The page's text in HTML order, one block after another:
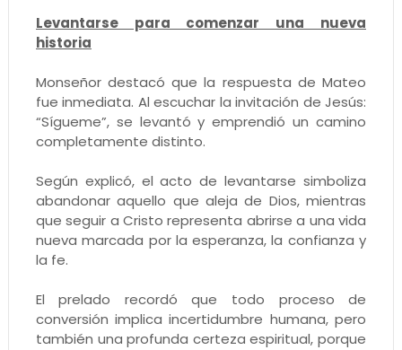
Levantarse para comenzar una nueva
historia
Monseñor destacó que la respuesta de Mateo
fue inmediata. Al escuchar la invitación de Jesús:
“Sígueme”, se levantó y emprendió un camino
completamente distinto.
Según explicó, el acto de levantarse simboliza
abandonar aquello que aleja de Dios, mientras
que seguir a Cristo representa abrirse a una vida
nueva marcada por la esperanza, la confianza y
la fe.
El prelado recordó que todo proceso de
conversión implica incertidumbre humana, pero
también una profunda certeza espiritual, porque